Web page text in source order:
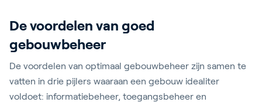
De voordelen van goed
gebouwbeheer
De voordelen van optimaal gebouwbeheer zijn samen te
vatten in drie pijlers waaraan een gebouw idealiter
voldoet: informatiebeheer, toegangsbeheer en